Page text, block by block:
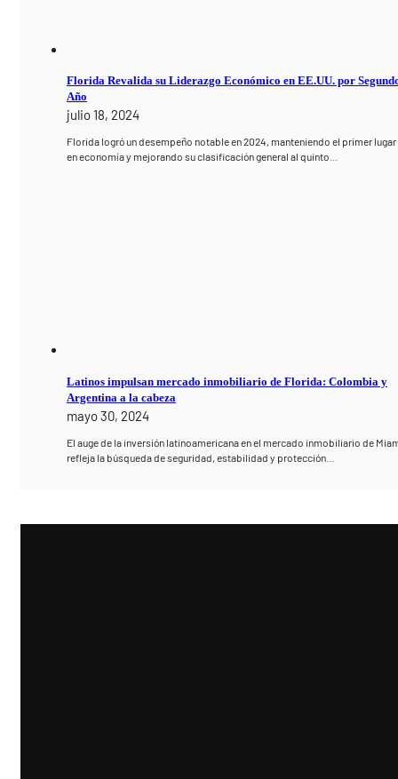
Florida Revalida su Liderazgo Económico en EE.UU. por
Año
julio 18, 2024
Florida logró un desempeño notable en 2024, manteniendo el primer lugar
en economía y mejorando su clasificación general al quinto…
Latinos impulsan mercado inmobiliario de Florida: Colombia y
Argentina a la cabeza
mayo 30, 2024
El auge de la inversión latinoamericana en el mercado inmobiliario de
refleja la búsqueda de seguridad, estabilidad y protección…